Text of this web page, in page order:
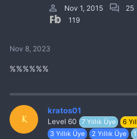
Nov 1, 2015 25
119
Nov 8, 2023
%%%%%%
K
kratos01
Level 60 7 Yıllık Üye 6
3 Yıllık Üye
2 Yıllık Üye